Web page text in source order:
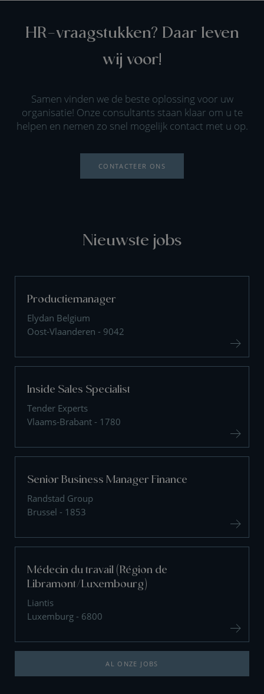
HR-vraagstukken? Daar leven
wij voor!
Samen vinden we de beste oplossing voor uw
organisatie! Onze consultants staan klaar om u te
helpen en nemen zo snel mogelijk contact met u op.
CONTACTEER ONS
Nieuwste jobs
Productiemanager
Elydan Belgium
Oost-Vlaanderen - 9042
Inside Sales Specialist
Tender Experts
Vlaams-Brabant - 1780
Senior Business Manager Finance
Randstad Group
Brussel - 1853
Médecin du travail (Région de
Libramont/Luxembourg)
Liantis
Luxemburg - 6800
AL ONZE JOBS